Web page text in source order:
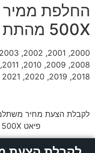
החלפת ממיר
500X מהתת מודלים הבאים:
2018, 2019, 2020, 2021
לקבלת הצעת מחיר
פיאט 500X השונים